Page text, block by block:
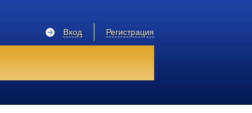
Регистрация
Вход